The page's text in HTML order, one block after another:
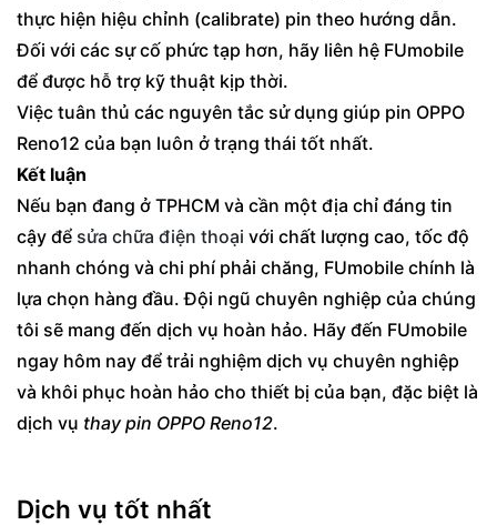
thực hiện hiệu chỉnh (calibrate) pin theo hướng dẫn.
Đối với các sự cố phức tạp hơn, hãy liên hệ FUmobile
để được hỗ trợ kỹ thuật kịp thời.
Việc tuân thủ các nguyên tắc sử dụng giúp pin OPPO
Reno12 của bạn luôn ở trạng thái tốt nhất.
Kết luận
Nếu bạn đang ở TPHCM và cần một địa chỉ đáng tin
cậy để sửa chữa điện thoại với chất lượng cao, tốc độ
nhanh chóng và chi phí phải chăng, FUmobile chính là
lựa chọn hàng đầu. Đội ngũ chuyên nghiệp của chúng
tôi sẽ mang đến dịch vụ hoàn hảo. Hãy đến FUmobile
ngay hôm nay để trải nghiệm dịch vụ chuyên nghiệp
và khôi phục hoàn hảo cho thiết bị của bạn, đặc biệt là
dịch vụ thay pin OPPO Reno12.
Dịch vụ tốt nhất